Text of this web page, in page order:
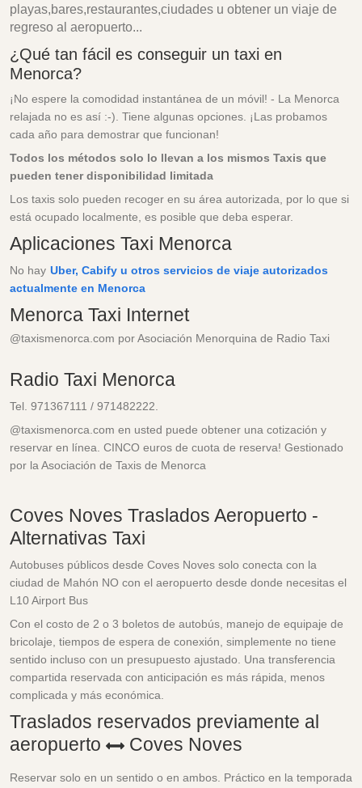
playas,bares,restaurantes,ciudades u obtener un viaje de
regreso al aeropuerto...
¿Qué tan fácil es conseguir un taxi en
Menorca?
¡No espere la comodidad instantánea de un móvil! - La Menorca
relajada no es así :-). Tiene algunas opciones. ¡Las probamos
cada año para demostrar que funcionan!
Todos los métodos solo lo llevan a los mismos Taxis que
pueden tener disponibilidad limitada
Los taxis solo pueden recoger en su área autorizada, por lo que si
está ocupado localmente, es posible que deba esperar.
Aplicaciones Taxi Menorca
No hay Uber, Cabify u otros servicios de viaje autorizados
actualmente en Menorca
Menorca Taxi Internet
@taxismenorca.com por Asociación Menorquina de Radio Taxi
Radio Taxi Menorca
Tel. 971367111 / 971482222.
@taxismenorca.com en usted puede obtener una cotización y
reservar en línea. CINCO euros de cuota de reserva! Gestionado
por la Asociación de Taxis de Menorca
Coves Noves Traslados Aeropuerto -
Alternativas Taxi
Autobuses públicos desde Coves Noves solo conecta con la
ciudad de Mahón NO con el aeropuerto desde donde necesitas el
L10 Airport Bus
Con el costo de 2 o 3 boletos de autobús, manejo de equipaje de
bricolaje, tiempos de espera de conexión, simplemente no tiene
sentido incluso con un presupuesto ajustado. Una transferencia
compartida reservada con anticipación es más rápida, menos
complicada y más económica.
Traslados reservados previamente al
aeropuerto
Coves Noves
Reservar solo en un sentido o en ambos. Práctico en la temporada